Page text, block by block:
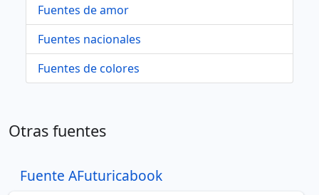
Fuentes de amor
Fuentes nacionales
Fuentes de colores
Otras fuentes
Fuente AFuturicabook